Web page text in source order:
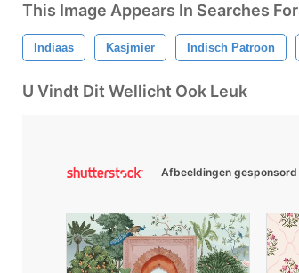
This Image Appears In Searches For
Indiaas Kasjmier Indisch Patroon
U Vindt Dit Wellicht Ook Leuk
Afbeeldingen gesponsord